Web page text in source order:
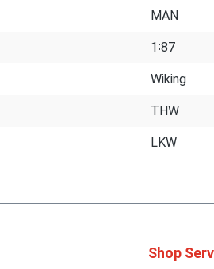
MAN
1∶87
Wiking
THW
LKW
Shop